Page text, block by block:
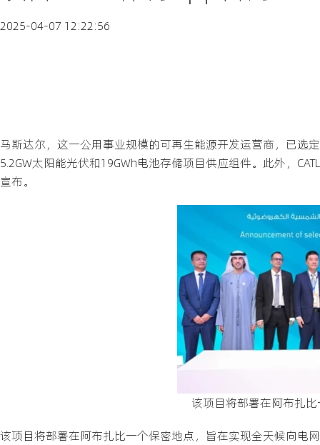
2025-04-07 12:22:56
马斯达尔，这一公用事业规模的可再生能源开发运营商，已选
5.2GW太阳能光伏和19GWh电池存储项目供应组件。此外，
宣布。
该项目将部署在阿布扎
该项目将部署在阿布扎比一个保密地点，旨在实现全天候向电